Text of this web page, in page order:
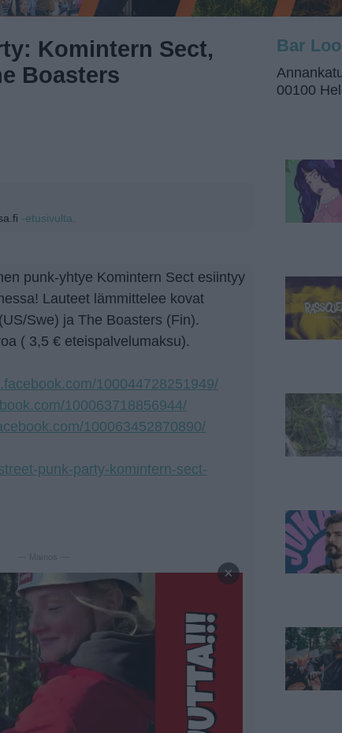
Komintern Sect,
Boasters
-etusivulta.
punk-yhtye Komintern Sect esiintyy
Lauteet lämmittelee kovat
Swe) ja The Boasters (Fin).
( 3,5 € eteispalvelumaksu).
100044728251949/
100063718856944/
100063452870890/
punk-party-komintern-sect-
— Mainos —
×
Bar
00100